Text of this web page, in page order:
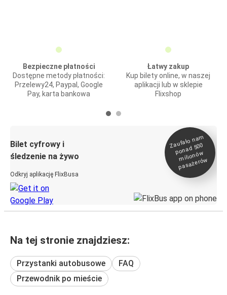
Bezpieczne płatności
Dostępne metody płatności:
Przelewy24, Paypal, Google
Pay, karta bankowa
Łatwy zakup
Kup bilety online, w naszej
aplikacji lub w sklepie
Flixshop
Bilet cyfrowy i
śledzenie na żywo
Odkryj aplikację FlixBusa
Zaufało na
m
ponad 500
milionó
w
pasażeró
w
Na tej stronie znajdziesz:
Przystanki autobusowe
FAQ
Przewodnik po mieście